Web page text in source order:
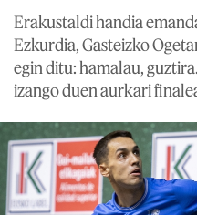
Erakustaldi handia
Ezkurdia, Gasteizko
egin ditu: hamalau,
izango duen aurkari